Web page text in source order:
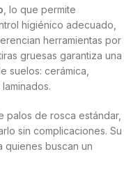
, lo que permite
higiénico adecuado,
herramientas por
gruesas garantiza una
suelos: cerámica,
palos de rosca estándar,
sin complicaciones. Su
quienes buscan un